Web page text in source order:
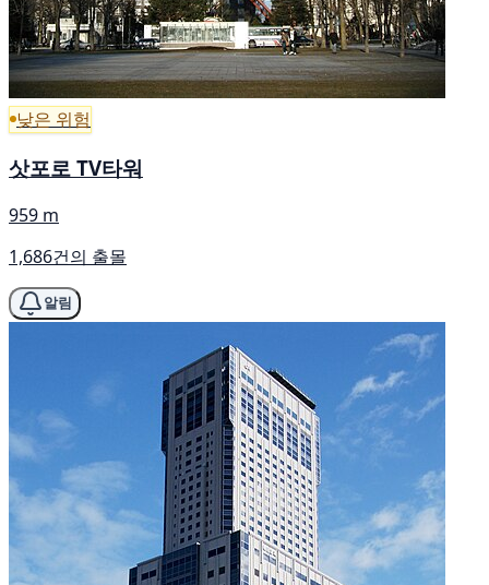
낮은 위험
삿포로 TV타워
959 m
1,686건의 출몰
알림